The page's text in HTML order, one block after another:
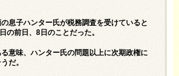
息子ハンター氏が税務調査を受けていると
の前日、8日のことだった。
意味、ハンター氏の問題以上に次期政権に
だ。